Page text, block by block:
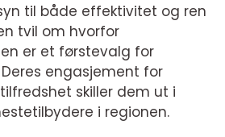
til både effektivitet og ren
tvil om hvorfor
er et førstevalg for
engasjement for
skiller dem ut i
i regionen.